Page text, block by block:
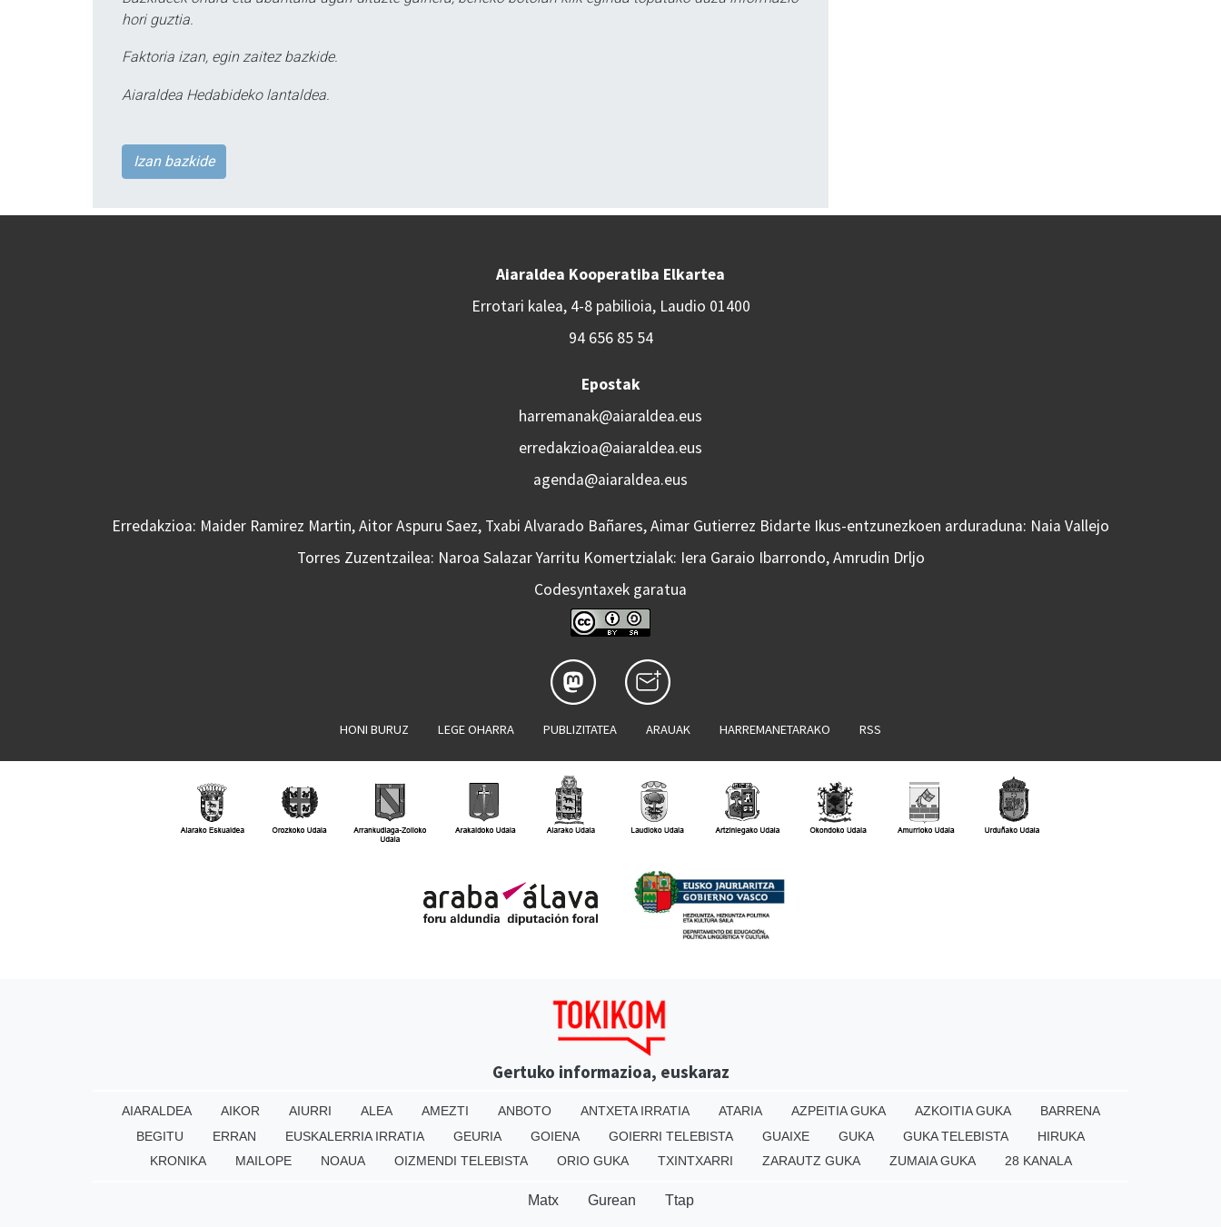
hori guztia.
Faktoria izan, egin zaitez bazkide.
Aiaraldea Hedabideko lantaldea.
Izan bazkide
Aiaraldea Kooperatiba Elkartea
Errotari kalea, 4-8 pabilioia, Laudio 01400
94 656 85 54
Epostak
harremanak@aiaraldea.eus
erredakzioa@aiaraldea.eus
agenda@aiaraldea.eus
Erredakzioa: Maider Ramirez Martin, Aitor Aspuru Saez, Txabi Alvarado Bañares, Aimar Gutierrez Bidarte Ikus-entzunezkoen arduraduna: Naia Vallejo
Torres Zuzentzailea: Naroa Salazar Yarritu Komertzialak: Iera Garaio Ibarrondo, Amrudin Drljo
Codesyntaxek garatua
HONI BURUZ LEGE OHARRA PUBLIZITATEA ARAUAK HARREMANETARAKO RSS
Gertuko informazioa, euskaraz
AIARALDEA AIKOR AIURRI ALEA AMEZTI ANBOTO ANTXETA IRRATIA ATARIA AZPEITIA GUKA AZKOITIA GUKA
BARRENA
BEGITU
ERRAN EUSKALERRIA IRRATIA GEURIA GOIENA GOIERRI TELEBISTA GUAIXE GUKA GUKA TELEBISTA
HIRUKA
KRONIKA
MAILOPE NOAUA OIZMENDI TELEBISTA ORIO GUKA TXINTXARRI ZARAUTZ GUKA ZUMAIA GUKA 28 KANALA
Matx Gurean Ttap